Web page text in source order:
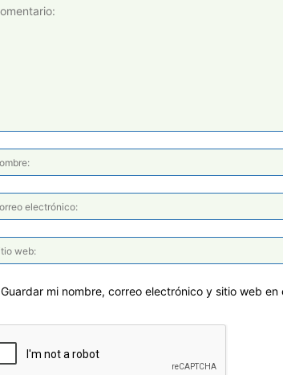
Guardar mi nombre, correo electrónico y sitio web